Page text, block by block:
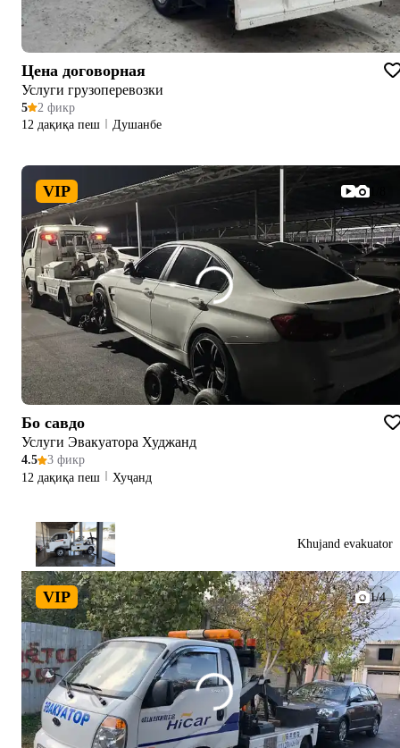
Цена договорная
Услуги грузоперевозки
5
2 фикр
12 дақиқа пеш
Душанбе
VIP
Бо савдо
Услуги Эвакуатора Худжанд
4.5
3 фикр
12 дақиқа пеш
Хуҷанд
Khujand evakuator
VIP 1/4